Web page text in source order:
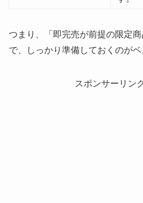
つまり、「即完売が前提の限定
で、しっかり準備しておくのがベ
スポンサーリン